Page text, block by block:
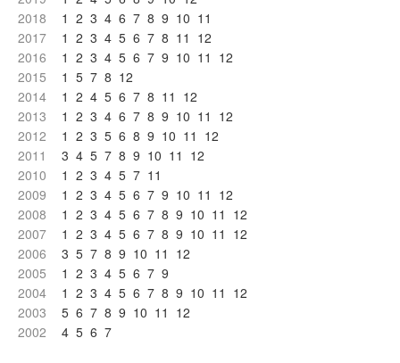
2018
1 2 3 4 6 7 8 9 10 11
2017
1 2 3 4 5 6 7 8 11 12
2016
1 2 3 4 5 6 7 9 10 11 12
2015
1 5 7 8 12
2014
1 2 4 5 6 7 8 11 12
2013
1 2 3 4 6 7 8 9 10 11 12
2012
1 2 3 5 6 8 9 10 11 12
2011
3 4 5 7 8 9 10 11 12
2010
1 2 3 4 5 7 11
2009
1 2 3 4 5 6 7 9 10 11 12
2008
1 2 3 4 5 6 7 8 9 10 11 12
2007
1 2 3 4 5 6 7 8 9 10 11 12
2006
3 5 7 8 9 10 11 12
2005
1 2 3 4 5 6 7 9
2004
1 2 3 4 5 6 7 8 9 10 11 12
2003
5 6 7 8 9 10 11 12
2002
4 5 6 7